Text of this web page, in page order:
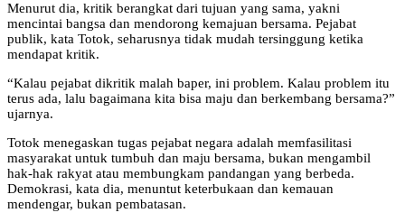
Menurut dia, kritik berangkat dari tujuan yang sama, yakni
mencintai bangsa dan mendorong kemajuan bersama. Pejabat
publik, kata Totok, seharusnya tidak mudah tersinggung ketika
mendapat kritik.
“Kalau pejabat dikritik malah baper, ini problem. Kalau problem itu
terus ada, lalu bagaimana kita bisa maju dan berkembang bersama?”
ujarnya.
Totok menegaskan tugas pejabat negara adalah memfasilitasi
masyarakat untuk tumbuh dan maju bersama, bukan mengambil
hak-hak rakyat atau membungkam pandangan yang berbeda.
Demokrasi, kata dia, menuntut keterbukaan dan kemauan
mendengar, bukan pembatasan.